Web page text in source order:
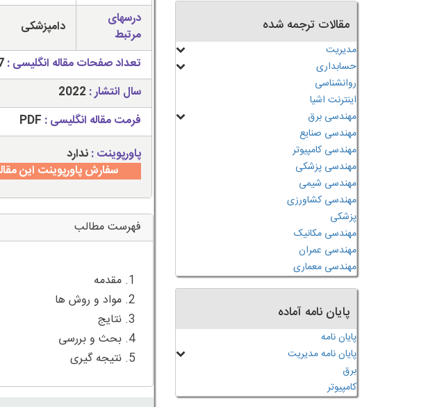
درسهای
مرتبط
دامپزشکی
تعداد صفحات مقاله انگلیسی :
سال انتشار : 2022
فرمت مقاله انگلیسی : PDF
پاورپوینت :ندارد
سفارش پاورپوینت این
فهرست مطالب
5. نتیجه گیری
مقالات ترجمه شده
مدیریت
حسابداری
روانشناسی
اینترنت اشیا
مهندسی برق
مهندسی صنایع
مهندسی کامپیوتر
مهندسی پزشکی
مهندسی شیمی
مهندسی کشاورزی
پزشکی
مهندسی مکانیک
مهندسی عمران
مهندسی معماری
پایان نامه آماده
پایان نامه
پایان نامه مدیریت
برق
کامپیوتر